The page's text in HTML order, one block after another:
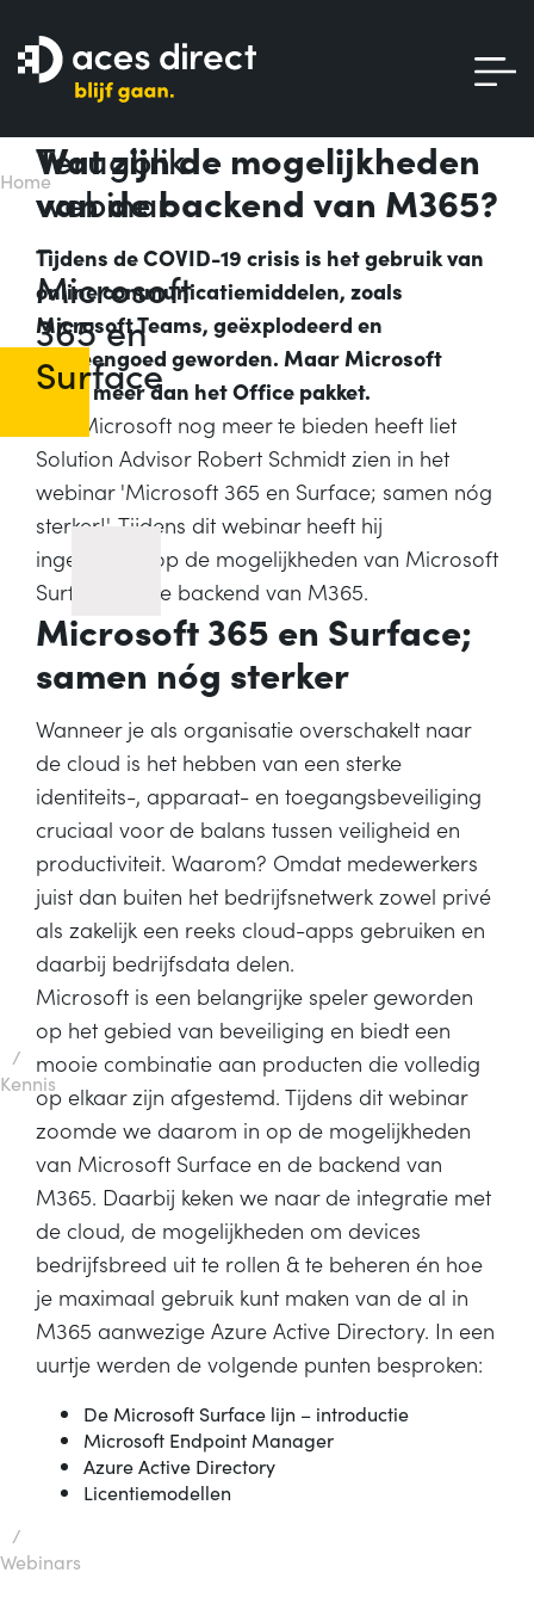
Home
/
Kennis
/
Webinars
Terugblik
webinar
-
Microsoft
365 en
Surface
Wat zijn de mogelijkheden
van de backend van M365?
Tijdens de COVID-19 crisis is het gebruik van
online communicatiemiddelen, zoals
Microsoft Teams, geëxplodeerd en
gemeengoed geworden. Maar Microsoft
biedt meer dan het Office pakket.
Wat Microsoft nog meer te bieden heeft liet
Solution Advisor Robert Schmidt zien in het
webinar 'Microsoft 365 en Surface; samen nóg
sterker!'. Tijdens dit webinar heeft hij
ingezoomd op de mogelijkheden van Microsoft
Surface en de backend van M365.
Microsoft 365 en Surface;
samen nóg sterker
Wanneer je als organisatie overschakelt naar
de cloud is het hebben van een sterke
identiteits-, apparaat- en toegangsbeveiliging
cruciaal voor de balans tussen veiligheid en
productiviteit. Waarom? Omdat medewerkers
juist dan buiten het bedrijfsnetwerk zowel privé
als zakelijk een reeks cloud-apps gebruiken en
daarbij bedrijfsdata delen.
Microsoft is een belangrijke speler geworden
op het gebied van beveiliging en biedt een
mooie combinatie aan producten die volledig
op elkaar zijn afgestemd. Tijdens dit webinar
zoomde we daarom in op de mogelijkheden
van Microsoft Surface en de backend van
M365. Daarbij keken we naar de integratie met
de cloud, de mogelijkheden om devices
bedrijfsbreed uit te rollen & te beheren én hoe
je maximaal gebruik kunt maken van de al in
M365 aanwezige Azure Active Directory. In een
uurtje werden de volgende punten besproken:
De Microsoft Surface lijn – introductie
Microsoft Endpoint Manager
Azure Active Directory
Licentiemodellen